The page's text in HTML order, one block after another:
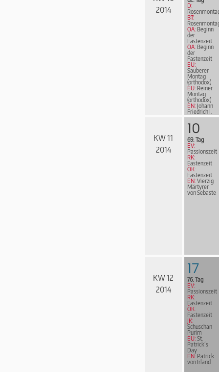
2014
D:
BT:
OA: Beginn
der
Fastenzeit
OA: Beginn
der
Fastenzeit
EU:
Sauberer
Montag
(orthodox)
EU: Reiner
Montag
(orthodox)
EN: Johann
Friedrich I.
von Sachsen
KW 11
2014
10
69. Tag
EV:
Passionszeit
RK:
Fastenzeit
ÖK:
Fastenzeit
EN: Vierzig
Märtyrer
von Sebaste
KW 12
2014
17
76. Tag
EV:
Passionszeit
RK:
Fastenzeit
ÖK:
Fastenzeit
JK:
Schuschan
Purim
EU: St.
Patrick´s
Day
EN: Patrick
von Irland